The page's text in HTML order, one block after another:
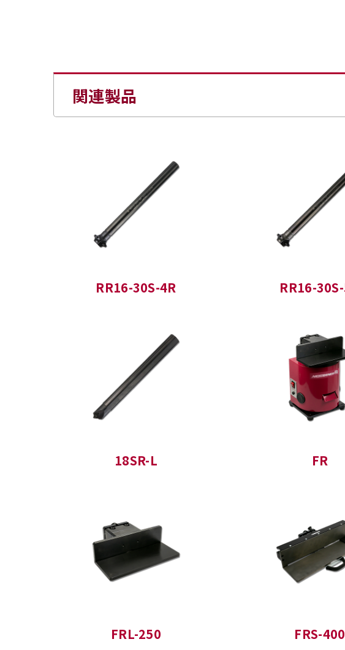
関連製品
RR16-30S-4R RR16-
18SR-L FR
FRL-250 FRS-400